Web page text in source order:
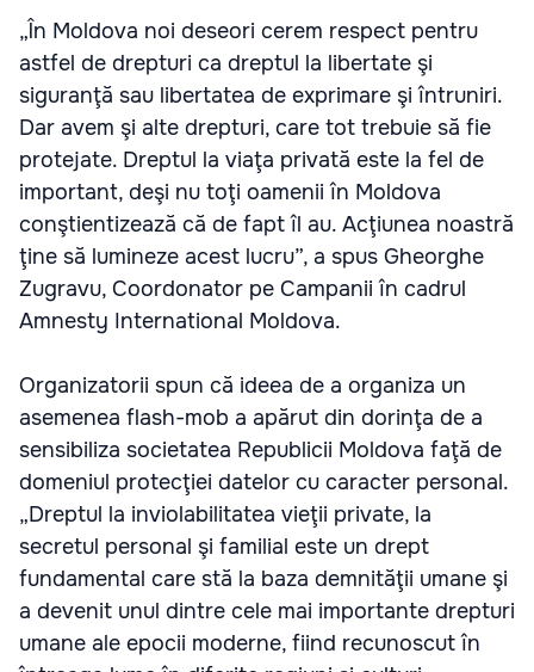
„În Moldova noi deseori cerem respect pentru
astfel de drepturi ca dreptul la libertate şi
siguranţă sau libertatea de exprimare şi întruniri.
Dar avem şi alte drepturi, care tot trebuie să fie
protejate. Dreptul la viaţa privată este la fel de
important, deşi nu toţi oamenii în Moldova
conştientizează că de fapt îl au. Acţiunea noastră
ţine să lumineze acest lucru”, a spus Gheorghe
Zugravu, Coordonator pe Campanii în cadrul
Amnesty International Moldova.
Organizatorii spun că ideea de a organiza un
asemenea flash-mob a apărut din dorinţa de a
sensibiliza societatea Republicii Moldova faţă de
domeniul protecţiei datelor cu caracter personal.
„Dreptul la inviolabilitatea vieţii private, la
secretul personal şi familial este un drept
fundamental care stă la baza demnităţii umane şi
a devenit unul dintre cele mai importante drepturi
umane ale epocii moderne, fiind recunoscut în